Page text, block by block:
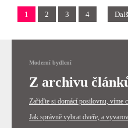
1 2 3 4
Moderní bydlení
Z archivu
Zařiďte si domácí posilovnu, víme
Jak správně vybrat dveře, a